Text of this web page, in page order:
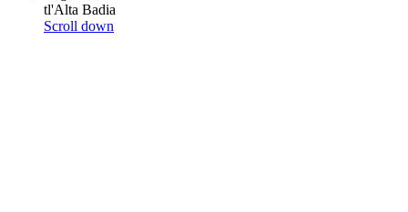
tl'Alta Badia
Scroll down